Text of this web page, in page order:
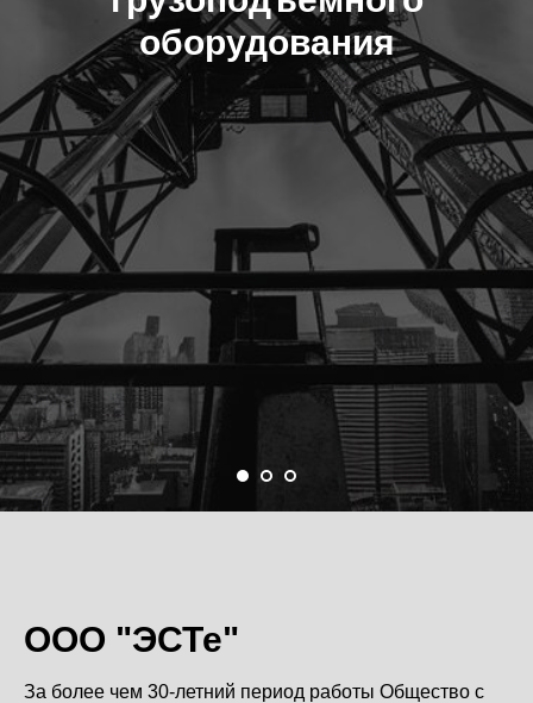
приспособлений и тары
ООО "ЭСТе"
За более чем 30-летний период работы Общество с